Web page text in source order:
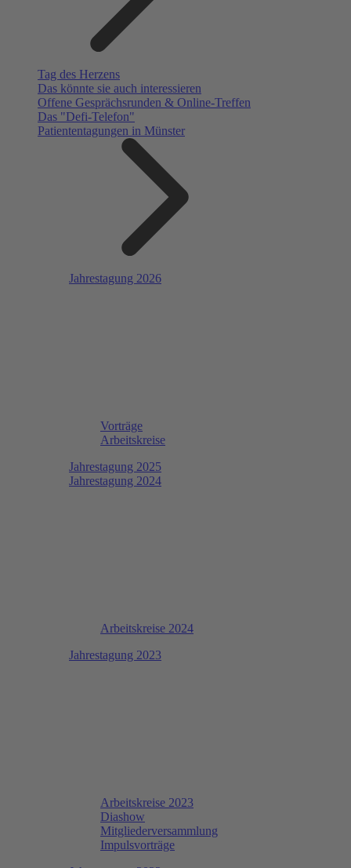
Tag des Herzens
Das könnte sie auch interessieren
Offene Gesprächsrunden & Online-Treffen
Das "Defi-Telefon"
Patiententagungen in Münster
Jahrestagung 2026
Vorträge
Arbeitskreise
Jahrestagung 2025
Jahrestagung 2024
Arbeitskreise 2024
Jahrestagung 2023
Arbeitskreise 2023
Diashow
Mitgliederversammlung
Impulsvorträge